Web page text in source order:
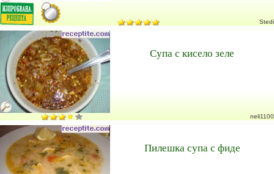
Stedi
Супа с кисело зеле
neli1100
Пилешка супа с фиде